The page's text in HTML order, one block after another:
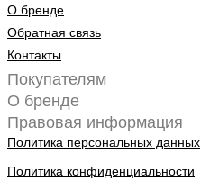
О бренде
Обратная связь
Контакты
Покупателям
О бренде
Правовая информация
Политика персональных данных
Политика конфиденциальности